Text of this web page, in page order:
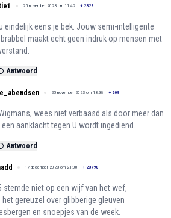
25 november 2023 om 11:42 + 2329
eindelijk eens je bek. Jouw semi-intelligente
maakt echt geen indruk op mensen met
Antwoord
25 november 2023 om 13:38 + 209
wees niet verbaasd als door meer dan
aanklacht tegen U wordt ingediend.
Antwoord
17 december 2023 om 21:00 + 23790
stemde niet op een wijf van het wef,
gereuzel over glibberige gleuven
en snoepjes van de week.